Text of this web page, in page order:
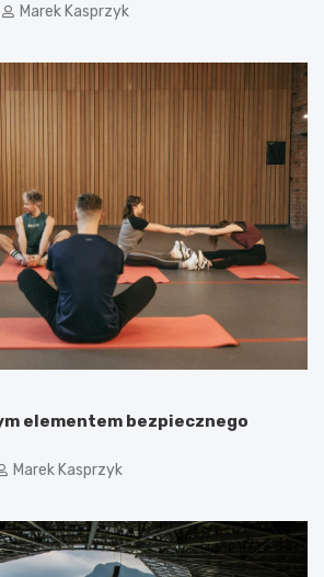
Marek Kasprzyk
elementem bezpiecznego
Marek Kasprzyk